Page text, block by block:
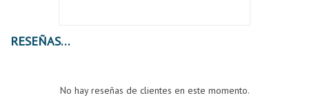
RESEÑAS
No hay reseñas de clientes en este momento.